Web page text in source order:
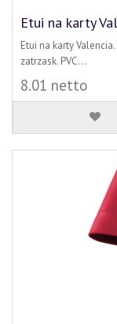
Etui na karty
Etui na karty
zatrzask. PVC...
8.01 netto